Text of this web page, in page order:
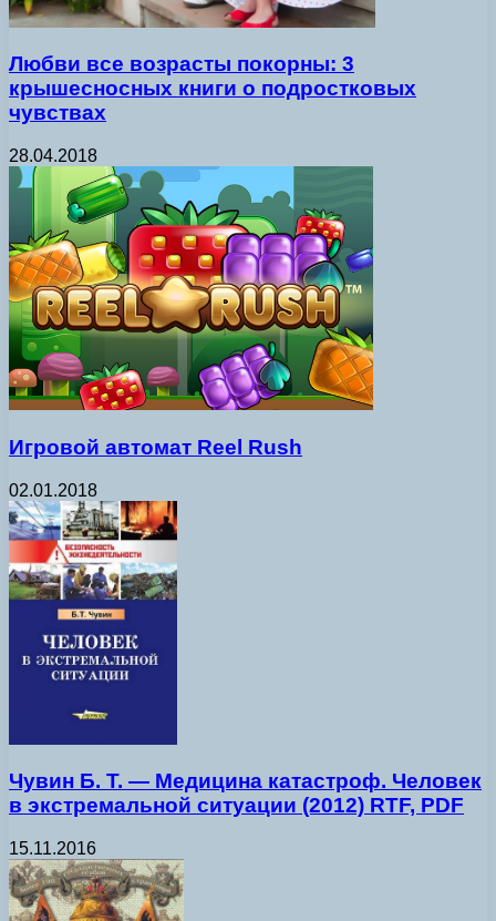
Любви все возрасты покорны: 3
крышесносных книги о подростковых
чувствах
28.04.2018
Игровой автомат Reel Rush
02.01.2018
Чувин Б. Т. — Медицина катастроф. Человек
в экстремальной ситуации (2012) RTF, PDF
15.11.2016